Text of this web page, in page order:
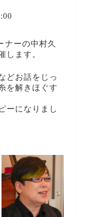
ナーの中村久
します。
どお話をじっ
を解きほぐす
ーになりまし